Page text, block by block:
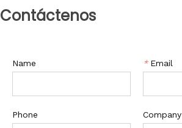
Contáctenos
Name * Email
Phone Company